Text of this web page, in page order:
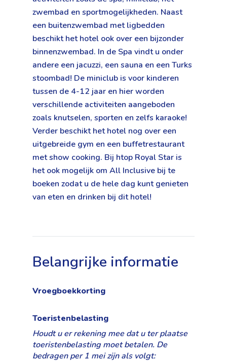
zwembad en sportmogelijkheden. Naast
een buitenzwembad met ligbedden
beschikt het hotel ook over een bijzonder
binnenzwembad. In de Spa vindt u onder
andere een jacuzzi, een sauna en een Turks
stoombad! De miniclub is voor kinderen
tussen de 4-12 jaar en hier worden
verschillende activiteiten aangeboden
zoals knutselen, sporten en zelfs karaoke!
Verder beschikt het hotel nog over een
uitgebreide gym en een buffetrestaurant
met show cooking. Bij htop Royal Star is
het ook mogelijk om All Inclusive bij te
boeken zodat u de hele dag kunt genieten
van eten en drinken bij dit hotel!
Belangrijke informatie
Vroegboekkorting
Toeristenbelasting
Houdt u er rekening mee dat u ter plaatse
toeristenbelasting moet betalen. De
bedragen per 1 mei zijn als volgt: